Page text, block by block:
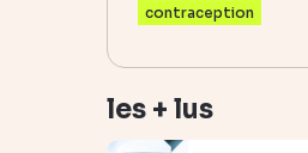
contraception
les + lus